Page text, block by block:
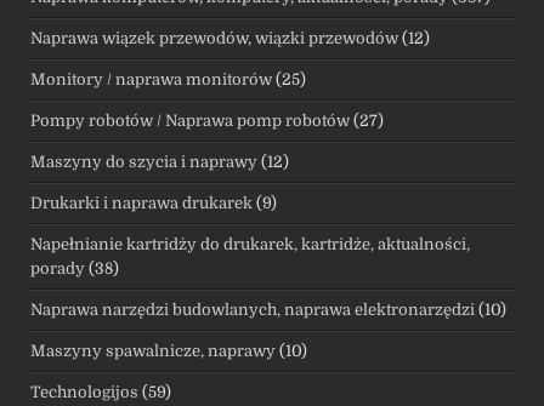
Naprawa wiązek przewodów, wiązki przewodów (12)
Monitory / naprawa monitorów (25)
Pompy robotów / Naprawa pomp robotów (27)
Maszyny do szycia i naprawy (12)
Drukarki i naprawa drukarek (9)
Napełnianie kartridży do drukarek, kartridże, aktualności,
porady (38)
Naprawa narzędzi budowlanych, naprawa elektronarzędzi (10)
Maszyny spawalnicze, naprawy (10)
Technologijos (59)